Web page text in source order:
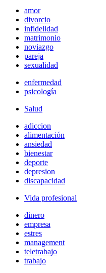
amor
divorcio
infidelidad
matrimonio
noviazgo
pareja
sexualidad
enfermedad
psicología
Salud
adiccion
alimentación
ansiedad
bienestar
deporte
depresion
discapacidad
Vida profesional
dinero
empresa
estres
management
teletrabajo
trabajo